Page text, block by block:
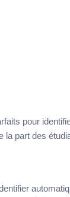
pour
la part des